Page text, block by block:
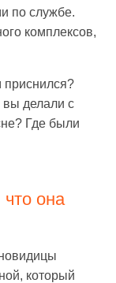
по службе.
комплексов,
приснился?
вы делали с
Где были
она
который